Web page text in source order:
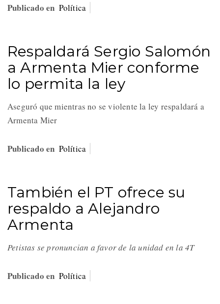
Publicado en Política
Respaldará Sergio Salomón
a Armenta Mier conforme
lo permita la ley
Aseguró que mientras no se violente la ley respaldará a
Armenta Mier
Publicado en Política
También el PT ofrece su
respaldo a Alejandro
Armenta
Petistas se pronuncian a favor de la unidad en la 4T
Publicado en Política